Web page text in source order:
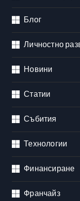
Блог
Личностно
Новини
Статии
Събития
Технологии
Финансиране
Франчайз